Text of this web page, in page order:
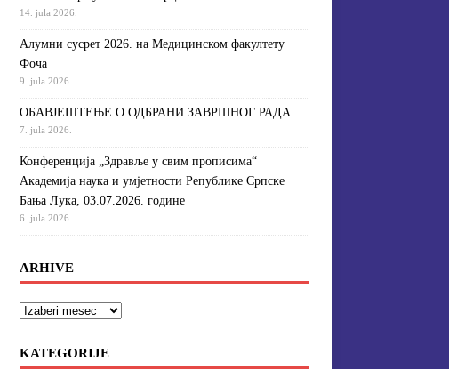
14. jula 2026.
Алумни сусрет 2026. на Медицинском факултету
Фоча
9. jula 2026.
ОБАВЈЕШТЕЊЕ О ОДБРАНИ ЗАВРШНОГ РАДА
7. jula 2026.
Конференција „Здравље у свим прописима“
Академија наука и умјетности Републике Српске
Бања Лука, 03.07.2026. године
6. jula 2026.
ARHIVE
KATEGORIJE